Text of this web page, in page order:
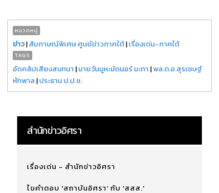
หมวดหมู่
ข่าว|สัมภาษณ์พิเศษ ศูนย์ข่าวภาคใต้|เรื่องเด่น-ภาคใต้
TAGS
อัดคลิปเสียงสนทนา |นายวันมูหะมัดนอร์ มะทา |พล.ต.อ.สุรเชษฐ์
หักพาล |ประธาน ป.ป.ช.
สำนักข่าวอิศรา
เรื่องเด่น - สำนักข่าวอิศรา
ไขคำตอบ 'สถาบันอิศรา' กับ 'สสส.'